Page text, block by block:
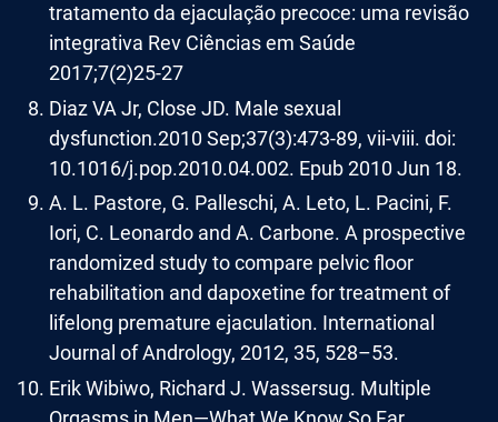
tratamento da ejaculação precoce: uma revisão
integrativa Rev Ciências em Saúde
2017;7(2)25-27
Diaz VA Jr, Close JD. Male sexual
dysfunction.2010 Sep;37(3):473-89, vii-viii. doi:
10.1016/j.pop.2010.04.002. Epub 2010 Jun 18.
A. L. Pastore, G. Palleschi, A. Leto, L. Pacini, F.
Iori, C. Leonardo and A. Carbone. A prospective
randomized study to compare pelvic ﬂoor
rehabilitation and dapoxetine for treatment of
lifelong premature ejaculation. International
Journal of Andrology, 2012, 35, 528–53.
Erik Wibiwo, Richard J. Wassersug. Multiple